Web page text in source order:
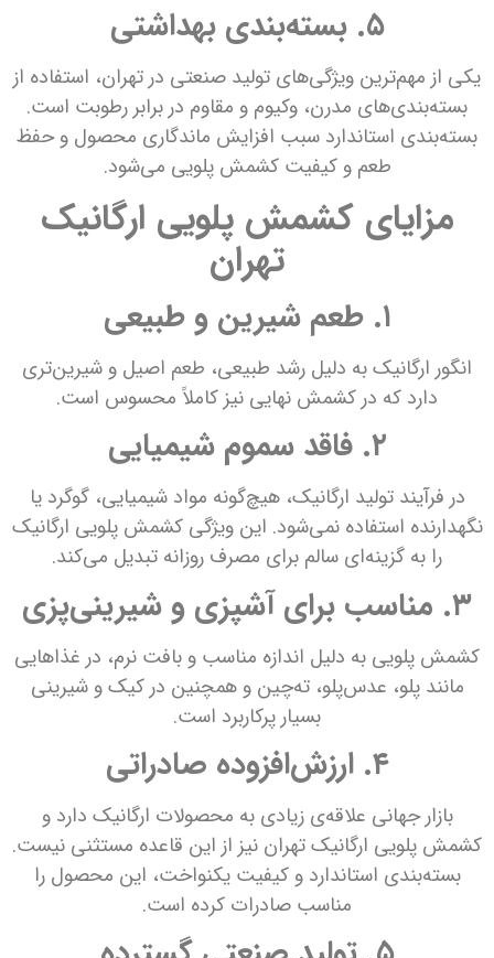
۵. بسته‌بندی بهداشتی
یکی از مهم‌ترین ویژگی‌های تولید صنعتی در تهران، استفاده از
بسته‌بندی‌های مدرن، وکیوم و مقاوم در برابر رطوبت است.
بسته‌بندی استاندارد سبب افزایش ماندگاری محصول و حفظ
طعم و کیفیت کشمش پلویی می‌شود.
مزایای کشمش پلویی ارگانیک
تهران
۱. طعم شیرین و طبیعی
انگور ارگانیک به دلیل رشد طبیعی، طعم اصیل و شیرین‌تری
دارد که در کشمش نهایی نیز کاملاً محسوس است.
۲. فاقد سموم شیمیایی
در فرآیند تولید ارگانیک، هیچ‌گونه مواد شیمیایی، گوگرد یا
نگهدارنده استفاده نمی‌شود. این ویژگی کشمش پلویی ارگانیک
را به گزینه‌ای سالم برای مصرف روزانه تبدیل می‌کند.
۳. مناسب برای آشپزی و شیرینی‌پزی
کشمش پلویی به دلیل اندازه مناسب و بافت نرم، در غذاهایی
مانند پلو، عدس‌پلو، ته‌چین و همچنین در کیک و شیرینی
بسیار پرکاربرد است.
۴. ارزش‌افزوده صادراتی
بازار جهانی علاقه‌ی زیادی به محصولات ارگانیک دارد و
کشمش پلویی ارگانیک تهران نیز از این قاعده مستثنی نیست.
بسته‌بندی استاندارد و کیفیت یکنواخت، این محصول را
مناسب صادرات کرده است.